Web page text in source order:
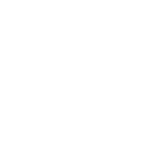
данных